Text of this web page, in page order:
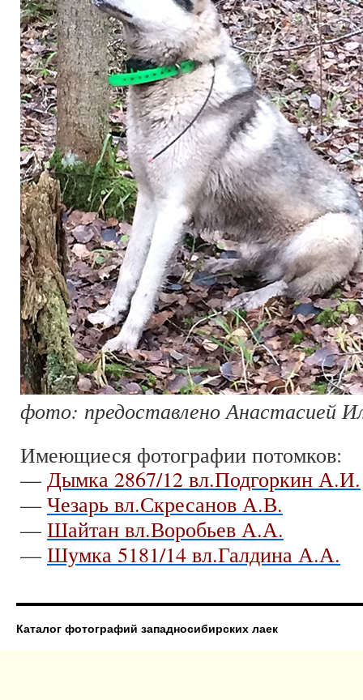
фото: предоставлено Анастасией
Имеющиеся фотографии потомков:
— Дымка 2867/12 вл.Подгоркин А.И.
— Чезарь вл.Скресанов А.В.
— Шайтан вл.Воробьев А.А.
— Шумка 5181/14 вл.Галдина А.А.
Каталог фотографий западносибирских лаек